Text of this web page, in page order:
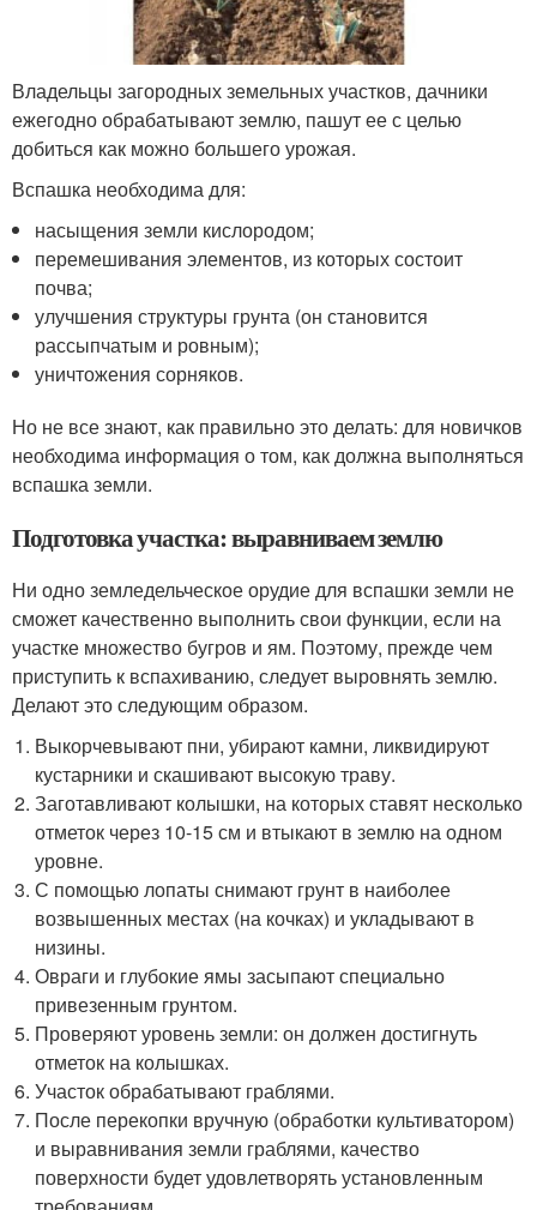
Владельцы загородных земельных участков, дачники
ежегодно обрабатывают землю, пашут ее с целью
добиться как можно большего урожая.
Вспашка необходима для:
насыщения земли кислородом;
перемешивания элементов, из которых состоит
почва;
улучшения структуры грунта (он становится
рассыпчатым и ровным);
уничтожения сорняков.
Но не все знают, как правильно это делать: для новичков
необходима информация о том, как должна выполняться
вспашка земли.
Подготовка участка: выравниваем землю
Ни одно земледельческое орудие для вспашки земли не
сможет качественно выполнить свои функции, если на
участке множество бугров и ям. Поэтому, прежде чем
приступить к вспахиванию, следует выровнять землю.
Делают это следующим образом.
Выкорчевывают пни, убирают камни, ликвидируют
кустарники и скашивают высокую траву.
Заготавливают колышки, на которых ставят несколько
отметок через 10-15 см и втыкают в землю на одном
уровне.
С помощью лопаты снимают грунт в наиболее
возвышенных местах (на кочках) и укладывают в
низины.
Овраги и глубокие ямы засыпают специально
привезенным грунтом.
Проверяют уровень земли: он должен достигнуть
отметок на колышках.
Участок обрабатывают граблями.
После перекопки вручную (обработки культиватором)
и выравнивания земли граблями, качество
поверхности будет удовлетворять установленным